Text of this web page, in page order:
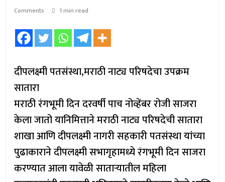
Comments
1 min read
दीपलक्ष्मी पतसंस्था,मराठी नाट्य परिषदेचा उपक्रम
सातारा
मराठी रंगभूमी दिन दरवर्षी पाच नोव्हेंबर रोजी साजरा
केला जातो यानिमित्ताने मराठी नाट्य परिषदेची सातारा
शाखा आणि दीपलक्ष्मी नागरी सहकारी पतसंस्था यांच्या
पुढाकाराने दीपलक्ष्मी सभागृहामध्ये रंगभूमी दिन साजरा
करण्यात आला यावेळी साताऱ्यातील महिला